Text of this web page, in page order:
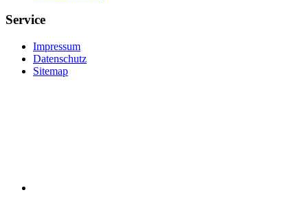
Service
Impressum
Datenschutz
Sitemap